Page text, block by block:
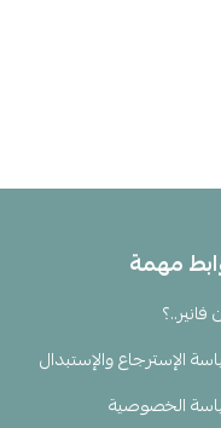
مهمة
فانير..؟
الإسترجاع والإستبدال
الخصوصية